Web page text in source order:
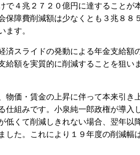
で４兆２７２０億円に達することが
保障費削減額は少なくとも３兆８８
ます。
スライドの発動による年金支給額
給額を実質的に削減することを狙い
価・賃金の上昇に伴って本来引き
仕組みです。小泉純一郎政権が導入
低くて削減しきれない場合、翌年以
した。これにより１９年度の削減幅